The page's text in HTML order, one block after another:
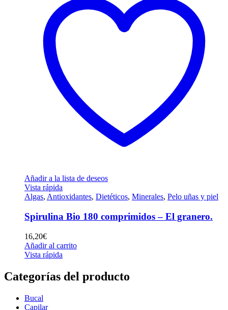
Añadir a la lista de deseos
Vista rápida
Algas, Antioxidantes, Dietéticos, Minerales, Pelo uñas y piel
Spirulina Bio 180 comprimidos – El granero.
16,20€
Añadir al carrito
Vista rápida
Categorías del producto
Bucal
Capilar